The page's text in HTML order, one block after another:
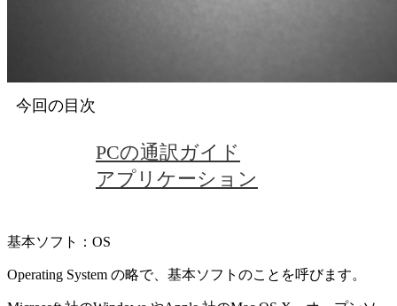
今回の目次
PCの通訳ガイド
アプリケーション
基本ソフト：OS
Operating System の略で、基本ソフトのことを呼びます。